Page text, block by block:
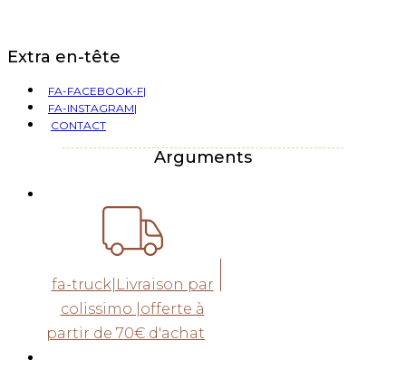
Extra en-tête
FA-FACEBOOK-F|
FA-INSTAGRAM|
CONTACT
Arguments
fa-truck|Livraison par
colissimo |offerte à
partir de 70€ d'achat